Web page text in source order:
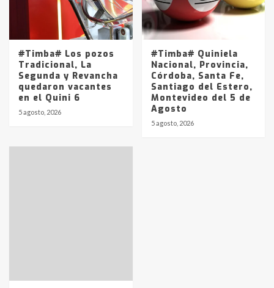
#Timba# Los pozos
Tradicional, La
Segunda y Revancha
quedaron vacantes
en el Quini 6
5 agosto, 2026
#Timba# Quiniela
Nacional, Provincia,
Córdoba, Santa Fe,
Santiago del Estero,
Montevideo del 5 de
Agosto
5 agosto, 2026